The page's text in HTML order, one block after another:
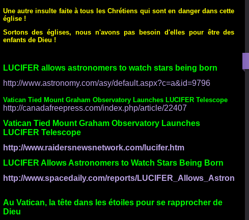
Une autre insulte faite à tous les Chrétiens qui sont en danger dans cette
église !
Sortons des églises, nous n'avons pas besoin d'elles pour être des
enfants de Dieu !
LUCIFER allows astronomers to watch stars being born
http://www.astronomy.com/asy/default.aspx?c=a&id=9796
Vatican Tied Mount Graham Observatory Launches LUCIFER Telescope
http://canadafreepress.com/index.php/article/22407
Vatican Tied Mount Graham Observatory Launches
LUCIFER Telescope
http://www.raidersnewsnetwork.com/lucifer.htm
LUCIFER Allows Astronomers to Watch Stars Being Born
http://www.spacedaily.com/reports/LUCIFER_Allows_Astronom...
Au Vatican, la tête dans les étoiles pour se rapprocher de
Dieu